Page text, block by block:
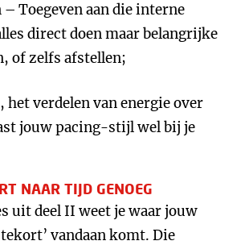
Toegeven aan die interne
direct doen maar belangrijke
of zelfs afstellen;
het verdelen van energie over
jouw pacing-stijl wel bij je
NAAR TIJD GENOEG
uit deel II weet je waar jouw
vandaan komt. Die